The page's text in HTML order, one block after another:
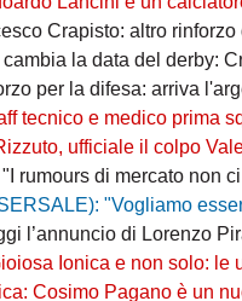
altro rinforzo dal
data del derby: Crotone-Cosenza si
per la difesa: arriva
e medico prima squadra
ufficiale il colpo
rumours di mercato non
essere competitivi con i nostri giovani. Obiettivo salvezza, ma
l’annuncio di Lorenzo
Ionica e non solo: le ultime dal
Cosimo Pagano è un nuovo